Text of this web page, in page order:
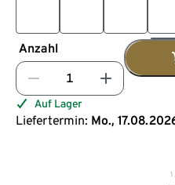
Anzahl
Auf Lager
Liefertermin: Mo.,